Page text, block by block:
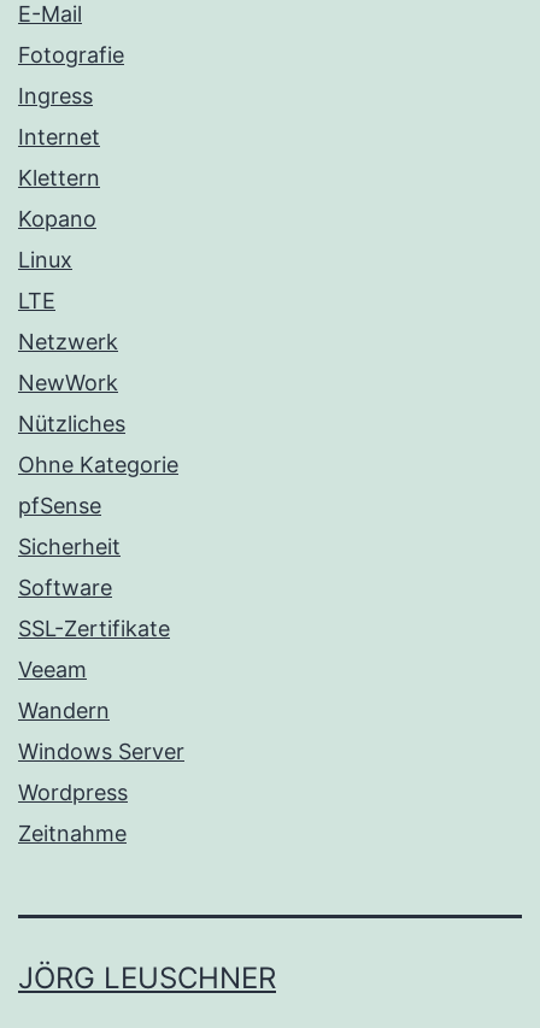
E-Mail
Fotografie
Ingress
Internet
Klettern
Kopano
Linux
LTE
Netzwerk
NewWork
Nützliches
Ohne Kategorie
pfSense
Sicherheit
Software
SSL-Zertifikate
Veeam
Wandern
Windows Server
Wordpress
Zeitnahme
JÖRG LEUSCHNER